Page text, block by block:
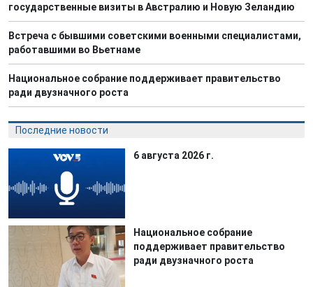
государственные визиты в Австралию и Новую Зеландию
Встреча с бывшими советскими военными специалистами,
работавшими во Вьетнаме
Национальное собрание поддерживает правительство
ради двузначного роста
Последние новости
6 августа 2026 г.
Национальное собрание
поддерживает правительство
ради двузначного роста